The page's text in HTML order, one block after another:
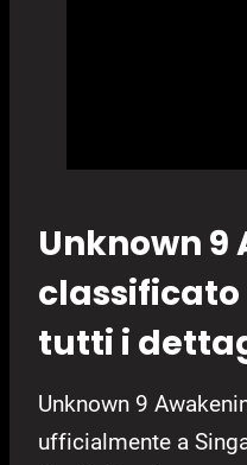
Unknown 9
classificato
tutti i
Unknown 9
ufficialmente a